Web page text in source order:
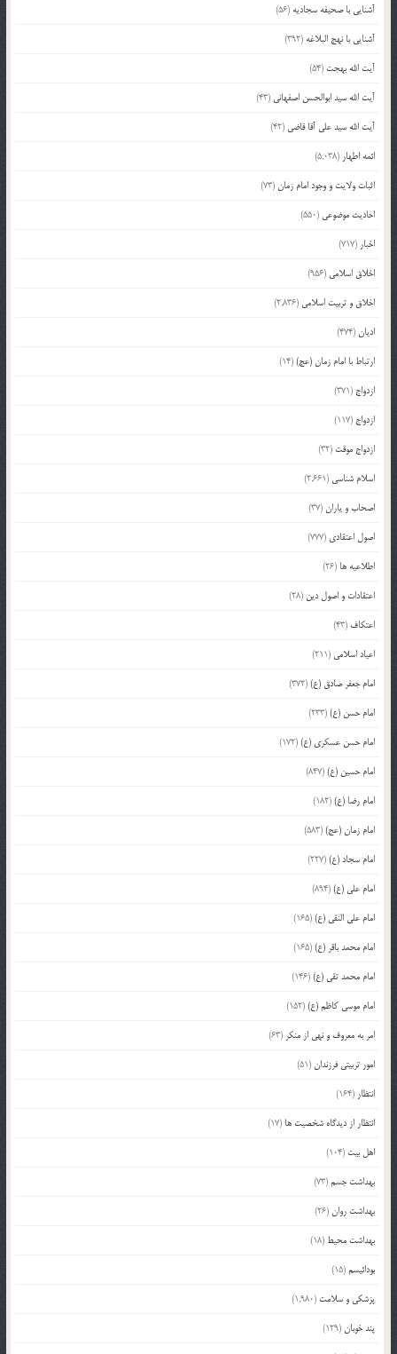
آشنایی با صحیفه سجادیه (56)
آشنایی با نهج البلاغه (392)
آیت الله بهجت (54)
آیت الله سید ابوالحسن اصفهانی (43)
آیت الله سید علی آقا قاضی (42)
ائمه اطهار (5,038)
اثبات ولایت و وجود امام زمان(73)
احادیث موضوعی (550)
اخبار (717)
اخلاق اسلامی (956)
اخلاق و تربیت اسلامی (2,836)
ادیان(474)
ارتباط با امام زمان (عج)(14)
ازدواج (371)
ازدواج (117)
ازدواج موقت (32)
اسلام شناسی (2,661)
اصحاب و یاران(37)
اصول اعتقادی (777)
اطلاعیه ها (26)
اعتقادات و اصول دین (28)
اعتکاف (43)
اعیاد اسلامی (211)
امام جعفر صادق (ع)(372)
امام حسن (ع)(233)
امام حسن عسکری (ع)(172)
امام حسین (ع)(847)
امام رضا (ع)(182)
امام زمان (عج)(583)
امام سجاد (ع)(227)
امام علی (ع)(894)
امام علی النقی (ع)(165)
امام محمد باقر (ع)(165)
امام محمد تقی (ع)(146)
امام موسی کاظم (ع)(152)
امر به معروف و نهی از منکر (63)
امور تربیتی فرزندان(51)
انتظار (164)
انتظار از دیدگاه شخصیت ها (17)
اهل بیت (104)
بهداشت جسم(73)
بهداشت روان(26)
بهداشت محیط (18)
بودائیسم(15)
پزشکی و سلامت (1,980)
پند خوبان(129)